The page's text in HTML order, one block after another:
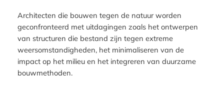
Architecten die bouwen tegen de natuur worden
geconfronteerd met uitdagingen zoals het ontwerpen
van structuren die bestand zijn tegen extreme
weersomstandigheden, het minimaliseren van de
impact op het milieu en het integreren van duurzame
bouwmethoden.